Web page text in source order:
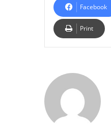
Facebook
Print